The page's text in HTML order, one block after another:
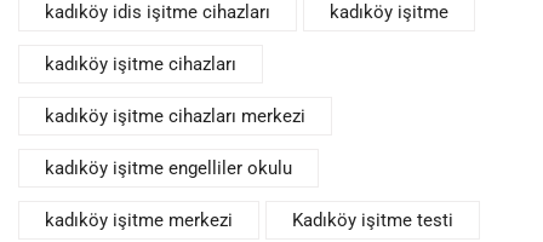
kadıköy idis işitme cihazları kadıköy işitme
kadıköy işitme cihazları
kadıköy işitme cihazları merkezi
kadıköy işitme engelliler okulu
kadıköy işitme merkezi Kadıköy işitme testi